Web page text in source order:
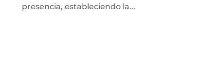
presencia, estableciendo la...